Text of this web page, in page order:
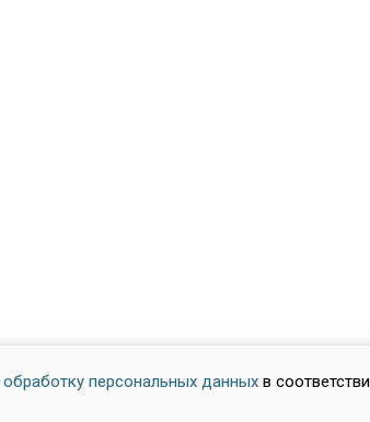
обработку персональных данных в